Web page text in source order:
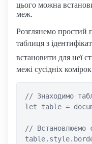
цього можна
меж.
Розглянемо простий
таблиця з
встановити для неї
межі сусідніх
// Знаходимо
let table =
// Встановлюємо